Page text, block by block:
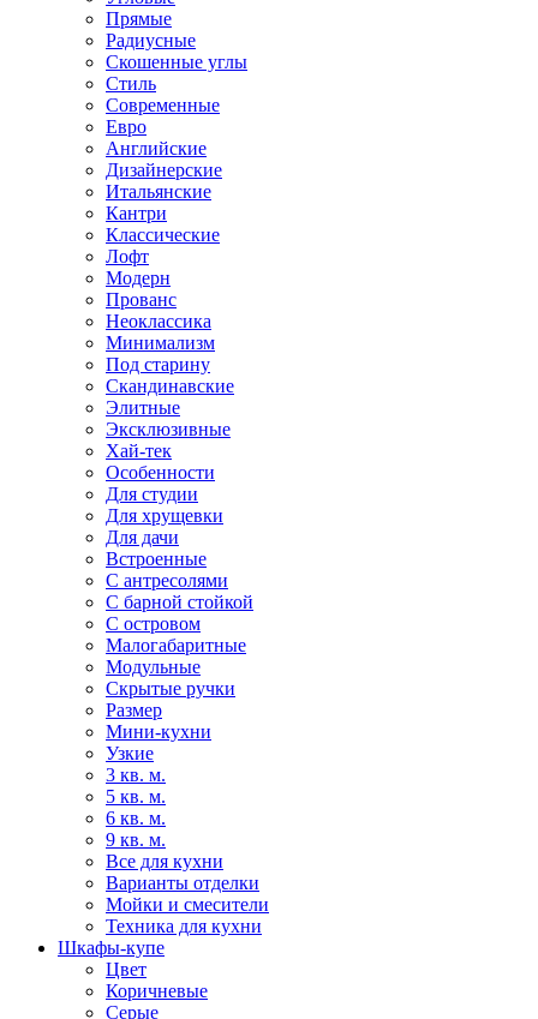
Прямые
Радиусные
Скошенные углы
Стиль
Современные
Евро
Английские
Дизайнерские
Итальянские
Кантри
Классические
Лофт
Модерн
Прованс
Неоклассика
Минимализм
Под старину
Скандинавские
Элитные
Эксклюзивные
Хай-тек
Особенности
Для студии
Для хрущевки
Для дачи
Встроенные
С антресолями
С барной стойкой
С островом
Малогабаритные
Модульные
Скрытые ручки
Размер
Мини-кухни
Узкие
3 кв. м.
5 кв. м.
6 кв. м.
9 кв. м.
Все для кухни
Варианты отделки
Мойки и смесители
Техника для кухни
Шкафы-купе
Цвет
Коричневые
Серые